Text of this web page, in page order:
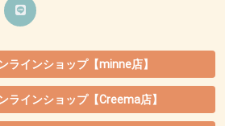
ラインショップ【minne店】
ラインショップ【Creema店】